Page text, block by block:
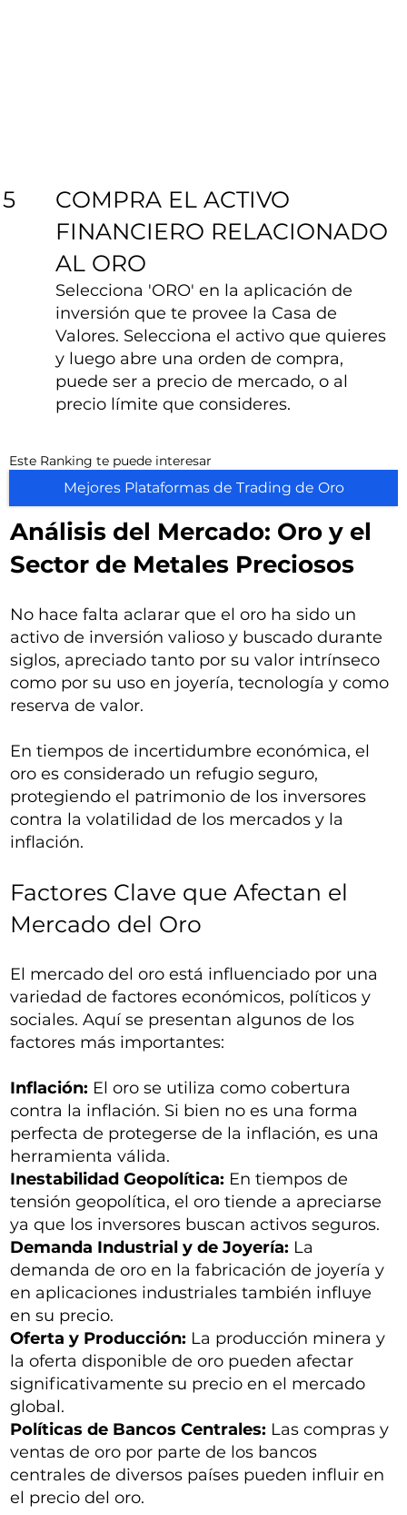
5
COMPRA EL ACTIVO
FINANCIERO RELACIONADO
AL ORO
Selecciona 'ORO' en la aplicación de
inversión que te provee la Casa de
Valores. Selecciona el activo que quieres
y luego abre una orden de compra,
puede ser a precio de mercado, o al
precio límite que consideres.
Este Ranking te puede interesar
Mejores Plataformas de Trading de Oro
Análisis del Mercado: Oro y el
Sector de Metales Preciosos
No hace falta aclarar que el oro ha sido un
activo de inversión valioso y buscado durante
siglos, apreciado tanto por su valor intrínseco
como por su uso en joyería, tecnología y como
reserva de valor.
En tiempos de incertidumbre económica, el
oro es considerado un refugio seguro,
protegiendo el patrimonio de los inversores
contra la volatilidad de los mercados y la
inflación.
Factores Clave que Afectan el
Mercado del Oro
El mercado del oro está influenciado por una
variedad de factores económicos, políticos y
sociales. Aquí se presentan algunos de los
factores más importantes:
Inflación: El oro se utiliza como cobertura
contra la inflación. Si bien no es una forma
perfecta de protegerse de la inflación, es una
herramienta válida.
Inestabilidad Geopolítica: En tiempos de
tensión geopolítica, el oro tiende a apreciarse
ya que los inversores buscan activos seguros.
Demanda Industrial y de Joyería: La
demanda de oro en la fabricación de joyería y
en aplicaciones industriales también influye
en su precio.
Oferta y Producción: La producción minera y
la oferta disponible de oro pueden afectar
significativamente su precio en el mercado
global.
Políticas de Bancos Centrales: Las compras y
ventas de oro por parte de los bancos
centrales de diversos países pueden influir en
el precio del oro.